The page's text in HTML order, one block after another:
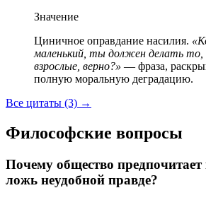
Значение
Циничное оправдание насилия.
маленький, ты должен делать то,
взрослые, верно?» — фраза,
полную моральную деградацию.
Все цитаты (3) →
Философские вопросы
Почему общество
ложь неудобной правде?